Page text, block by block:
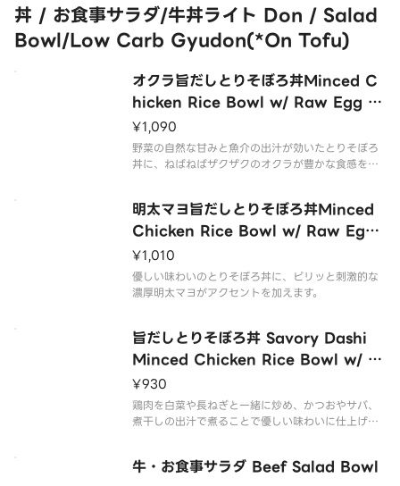
丼 / お食事サラダ/牛丼ライト Don / Salad
Bowl/Low Carb Gyudon(*On Tofu)
オクラ旨だしとりそぼろ丼Minced C
hicken Rice Bowl w/ Raw Egg &
Okra
¥1,090
野菜の自然な甘みと魚介の出汁が効いたとりそぼろ
丼に、ねばねばザクザクのオクラが豊かな食感を加
明太マヨ旨だしとりそぼろ丼Minced
Chicken Rice Bowl w/ Raw Egg
& Mentai Mayo-Flavor Sauce
¥1,010
優しい味わいのとりそぼろ丼に、ピリッと刺激的な
濃厚明太マヨがアクセントを加えます。
旨だしとりそぼろ丼 Savory Dashi
Minced Chicken Rice Bowl w/ R
aw Egg
¥930
鶏肉を白菜や長ねぎと一緒に炒め、かつおやサバ、
煮干しの出汁で煮ることで優しい味わいに仕上げま
牛・お食事サラダ Beef Salad Bowl